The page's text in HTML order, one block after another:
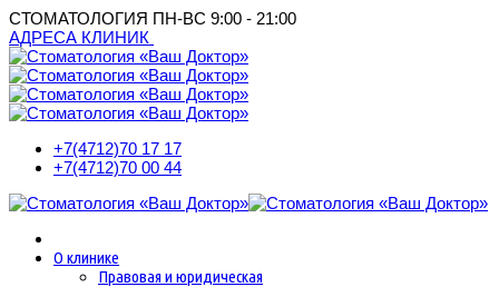
СТОМАТОЛОГИЯ ПН-ВС 9:00 - 21:00
АДРЕСА КЛИНИК
+7(4712)70 17 17
+7(4712)70 00 44
О клинике
Правовая и юридическая